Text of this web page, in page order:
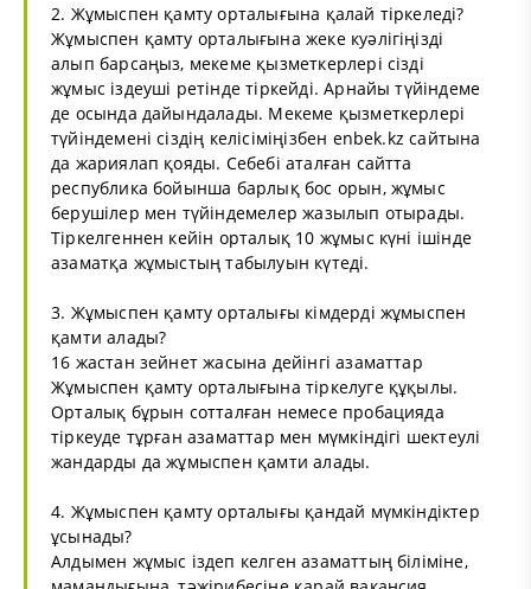
2. Жұмыспен қамту орталығына қалай тіркеледі?
Жұмыспен қамту орталығына жеке куәлігіңізді
алып барсаңыз, мекеме қызметкерлері сізді
жұмыс іздеуші ретінде тіркейді. Арнайы түйіндеме
де осында дайындалады. Мекеме қызметкерлері
түйіндемені сіздің келісіміңізбен enbek.kz сайтына
да жариялап қояды. Себебі аталған сайтта
республика бойынша барлық бос орын, жұмыс
берушілер мен түйіндемелер жазылып отырады.
Тіркелгеннен кейін орталық 10 жұмыс күні ішінде
азаматқа жұмыстың табылуын күтеді.
3. Жұмыспен қамту орталығы кімдерді жұмыспен
қамти алады?
16 жастан зейнет жасына дейінгі азаматтар
Жұмыспен қамту орталығына тіркелуге құқылы.
Орталық бұрын сотталған немесе пробацияда
тіркеуде тұрған азаматтар мен мүмкіндігі шектеулі
жандарды да жұмыспен қамти алады.
4. Жұмыспен қамту орталығы қандай мүмкіндіктер
ұсынады?
Алдымен жұмыс іздеп келген азаматтың біліміне,